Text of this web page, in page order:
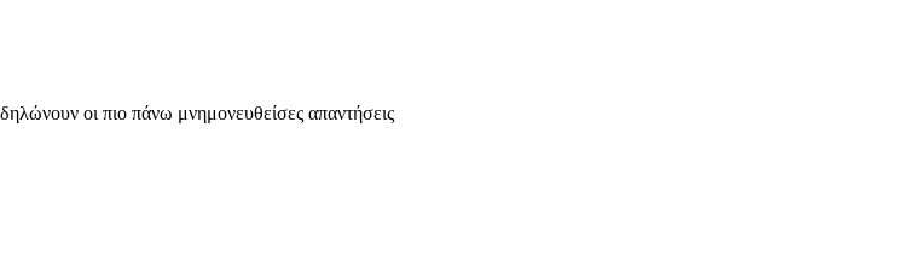
οι πιο πάνω μνημονευθείσες απαντήσεις